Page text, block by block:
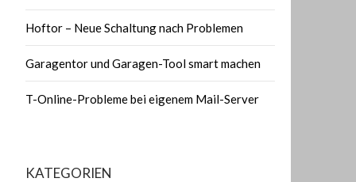
Hoftor – Neue Schaltung nach Problemen
Garagentor und Garagen-Tool smart machen
T-Online-Probleme bei eigenem Mail-Server
KATEGORIEN